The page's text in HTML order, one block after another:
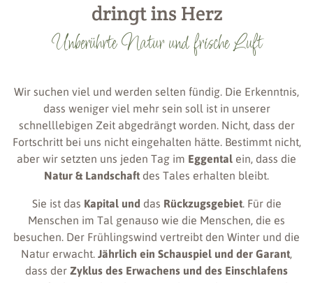
dringt ins Herz
Unberührte Natur und frische Luft
Wir suchen viel und werden selten fündig. Die Erkenntnis,
dass weniger viel mehr sein soll ist in unserer
schnelllebigen Zeit abgedrängt worden. Nicht, dass der
Fortschritt bei uns nicht eingehalten hätte. Bestimmt nicht,
aber wir setzten uns jeden Tag im Eggental ein, dass die
Natur & Landschaft des Tales erhalten bleibt.
Sie ist das Kapital und das Rückzugsgebiet. Für die
Menschen im Tal genauso wie die Menschen, die es
besuchen. Der Frühlingswind vertreibt den Winter und die
Natur erwacht.Jährlich ein Schauspiel und der Garant,
dass derZyklus des Erwachens und des Einschlafens